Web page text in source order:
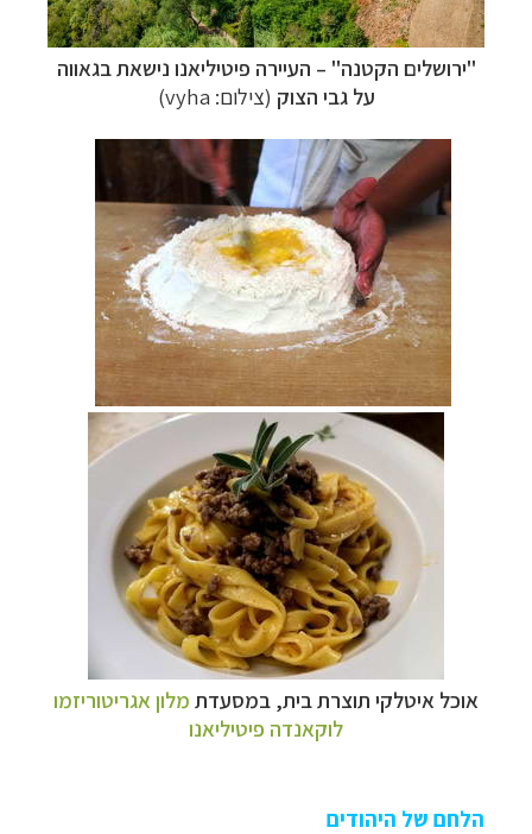
"ירושלים הקטנה" – העיירה פיטיליאנו נישאת בגאווה
על גבי הצוק (צילום: vyha
)
אוכל איטלקי תוצרת בית, במסעדת מלון אגריטוריזמו
לוקאנדה פיטיליאנו
הלחם של היהודים